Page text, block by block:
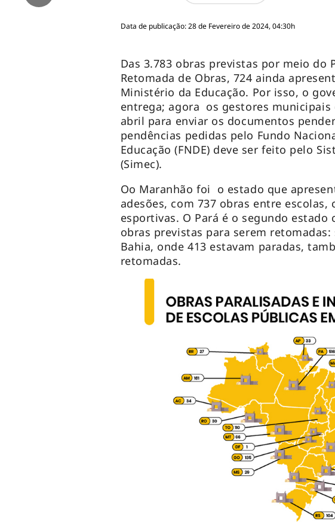
Data de publicação: 28 de Fevereiro de 2024, 04:30h
Das 3.783 obras previstas por meio do
Retomada de Obras, 724 ainda
Ministério da Educação. Por isso, o
entrega; agora os gestores municipais
abril para enviar os documentos
pendências pedidas pelo Fundo
Educação (FNDE) deve ser feito pelo
(Simec).
Oo Maranhão foi o estado que
adesões, com 737 obras entre escolas,
esportivas. O Pará é o segundo
obras previstas para serem retomadas:
Bahia, onde 413 estavam paradas,
retomadas.